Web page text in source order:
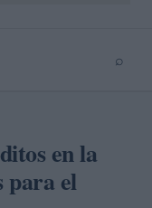
⌕
en la
para el